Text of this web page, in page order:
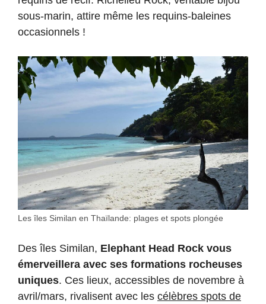
sous-marin, attire même les requins-baleines
occasionnels !
Les îles Similan en Thaïlande: plages et spots plongée
Des îles Similan, Elephant Head Rock vous
émerveillera avec ses formations rocheuses
uniques. Ces lieux, accessibles de novembre à
avril/mars, rivalisent avec les célèbres spots de